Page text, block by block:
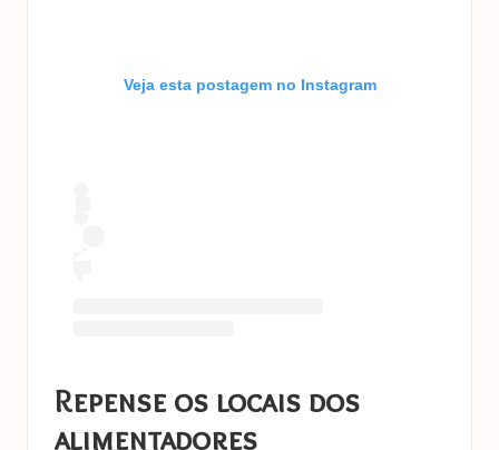
Veja esta postagem no Instagram
Repense os locais dos
alimentadores